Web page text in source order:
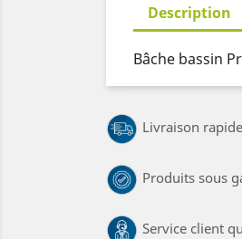
Description
Bâche bassin
Livraison rapide
Produits sous
Service client